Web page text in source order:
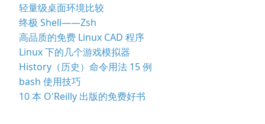
轻量级桌面环境比较
终极 Shell——Zsh
高品质的免费 Linux CAD 程序
Linux 下的几个游戏模拟器
History（历史）命令用法 15 例
bash 使用技巧
10 本 O'Reilly 出版的免费好书